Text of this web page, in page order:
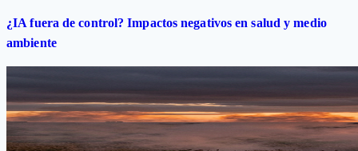
¿IA fuera de control? Impactos negativos en salud y medio
ambiente